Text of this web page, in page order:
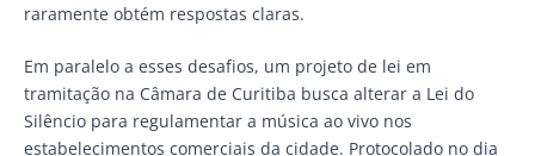
raramente obtém respostas claras.
Em paralelo a esses desafios, um projeto de lei em
tramitação na Câmara de Curitiba busca alterar a Lei do
Silêncio para regulamentar a música ao vivo nos
estabelecimentos comerciais da cidade. Protocolado no dia